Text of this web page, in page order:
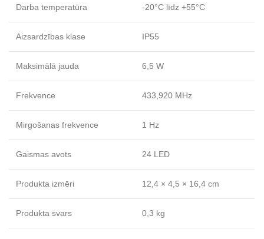
Darba temperatūra -20°C līdz +55°C
Aizsardzības klase IP55
Maksimālā jauda 6,5 W
Frekvence 433,920 MHz
Mirgošanas frekvence 1 Hz
Gaismas avots 24 LED
Produkta izmēri 12,4 × 4,5 × 16,4 cm
Produkta svars 0,3 kg